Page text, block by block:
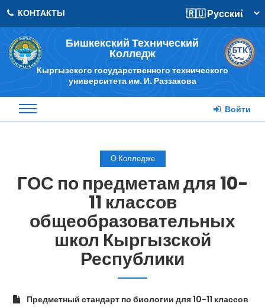
КОНТАКТЫ
Бишкекский Технический
Колледж
Кыргызского государственного технического
университета им. И. Раззакова
Войти
О Колледже
ГОС по предметам для 10-
11 классов
общеобразовательных
школ Кыргызской
Республики
Предметный стандарт по биологии для 10-11 классов